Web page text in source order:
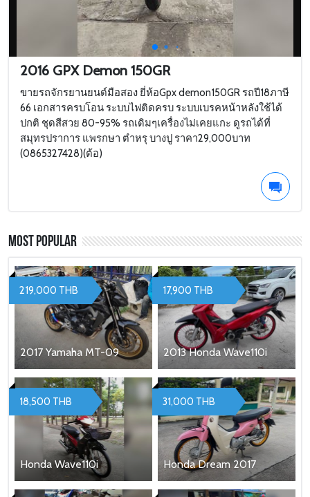
2016 GPX Demon 150GR
ขายรถจักรยานยนต์มือสอง ยี่ห้อGpx demon150GR รถปี18ภาษี
66 เอกสารครบโอน ระบบไฟติดครบ ระบบเบรคหน้าหลังใช้ได้
ปกติ ชุดสีสวย 80-95% รถเดิมๆเครื่องไม่เคยแกะ ดูรถได้ที่
สมุทรปราการ แพรกษา ตำหรุ บางปู ราคา29,000บาท
(0865327428)(ต้อ)
Most Popular
2017 Yamaha MT-09
219,000 THB
2013 Honda Wave110i
17,900 THB
Honda Wave110i
18,500 THB
Honda Dream 2017
31,000 THB